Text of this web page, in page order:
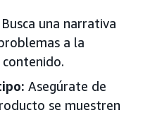
Busca una narrativa
a la
Asegúrate de
se muestren